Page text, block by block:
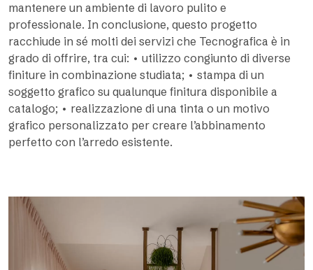
mantenere un ambiente di lavoro pulito e
professionale. In conclusione, questo progetto
racchiude in sé molti dei servizi che Tecnografica è in
grado di offrire, tra cui: • utilizzo congiunto di diverse
finiture in combinazione studiata; • stampa di un
soggetto grafico su qualunque finitura disponibile a
catalogo; • realizzazione di una tinta o un motivo
grafico personalizzato per creare l’abbinamento
perfetto con l’arredo esistente.